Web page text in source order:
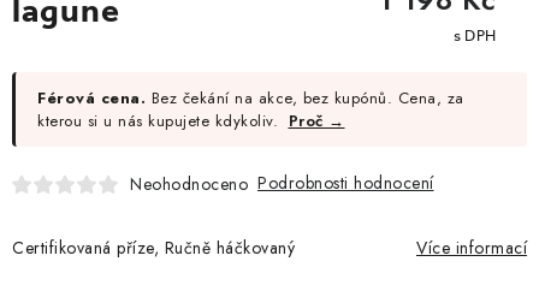
lagune
Neohodnoceno Podrobnosti hodnocení
Férová cena. Bez čekání na akce, bez kupónů. Cena, za
kterou si u nás kupujete kdykoliv. Proč →
Certifikovaná příze, Ručně háčkovaný Více informací